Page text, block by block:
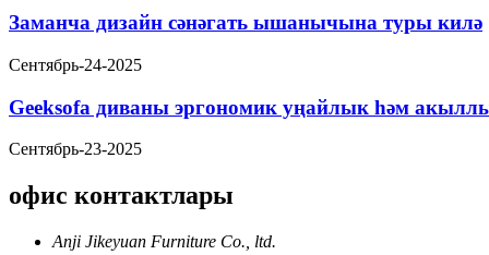
Заманча дизайн сәнәгать ышанычына туры килә
Сентябрь-24-2025
Geeksofa диваны эргономик уңайлык һәм
Сентябрь-23-2025
офис контактлары
Anji Jikeyuan Furniture Co., ltd.